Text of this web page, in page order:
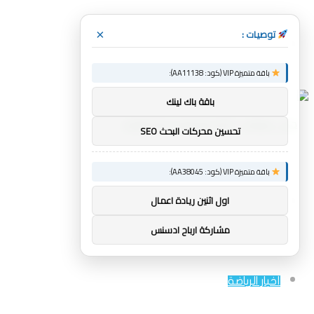
القائمة
أخبار الرياضة
توصيات : ×
باقة متميزة VIP (كود: AA11138):
باقة باك لينك
تحسين محركات البحث SEO
باقة متميزة VIP (كود: AA38045):
اول اثنين ريادة اعمال
مشاركة ارباح ادسنس